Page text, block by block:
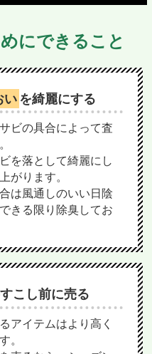
にできること
い を綺麗にする
ビの具合によって査
を落として綺麗にし
がります。
は風通しのいい日陰
きる限り除臭してお
こし前に売る
アイテムはより高く
。